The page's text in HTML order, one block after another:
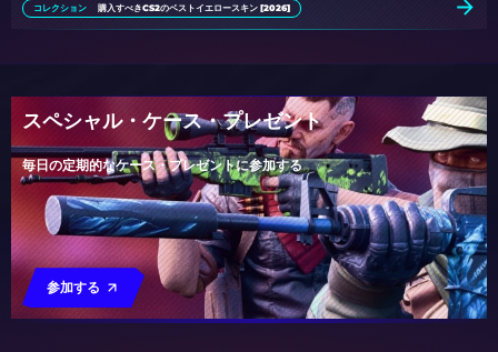
コレクション 購入すべきCS2のベストイエロースキン [2026]
スペシャル・ケース・プレゼント
毎日の定期的なケース・プレゼントに参加する
参加する